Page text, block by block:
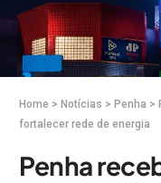
Home > Notícias > Penha >
fortalecer rede de energia
Penha